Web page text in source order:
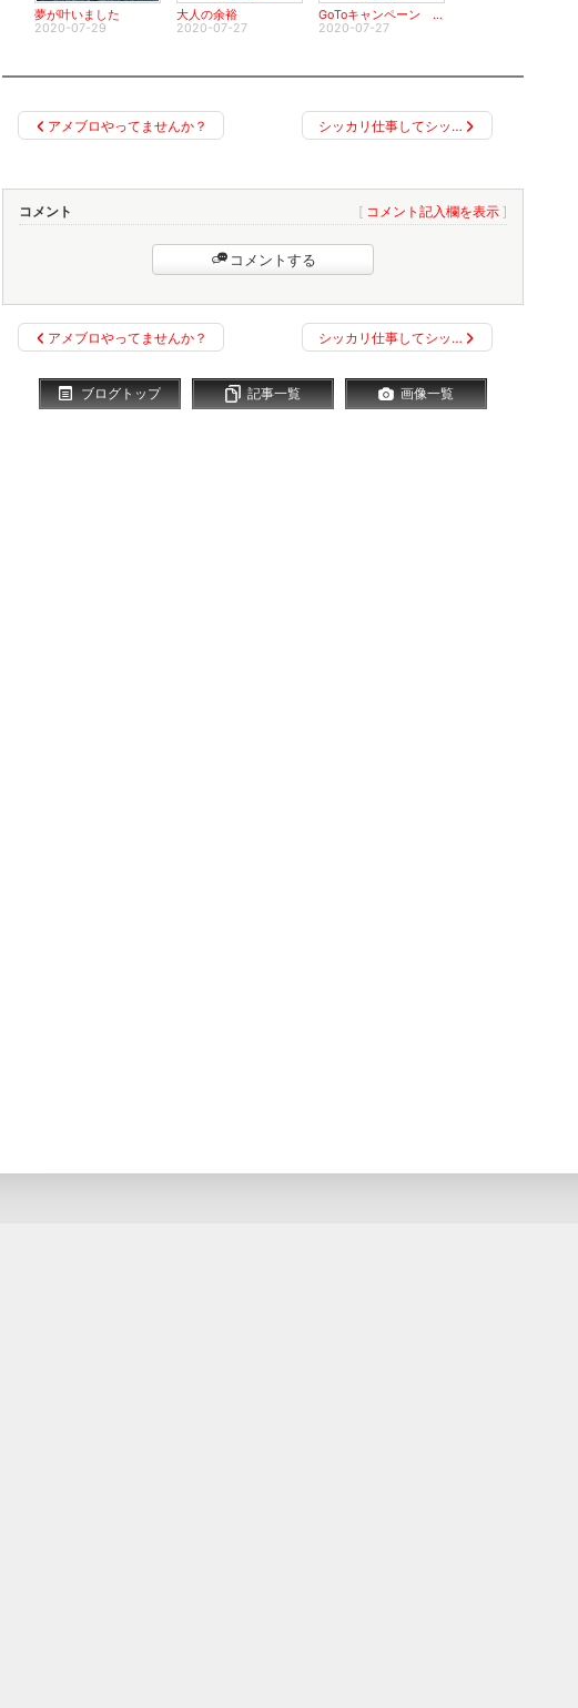
夢が叶いました
2020-07-29
大人の余裕
2020-07-27
GoToキャンペーン いく？ いかない？
2020-07-27
アメブロやってませんか？ シッカリ仕事してシッ…
[ コメント記入欄を表示 ]
コメント
コメントする
アメブロやってませんか？ シッカリ仕事してシッ…
ブログトップ 記事一覧 画像一覧